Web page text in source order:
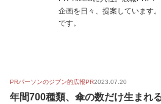
企画を日々、提案しています
です。
PRパーソンのジブン的広報PR2023.07.20
年間700種類、傘の数だけ生まれ